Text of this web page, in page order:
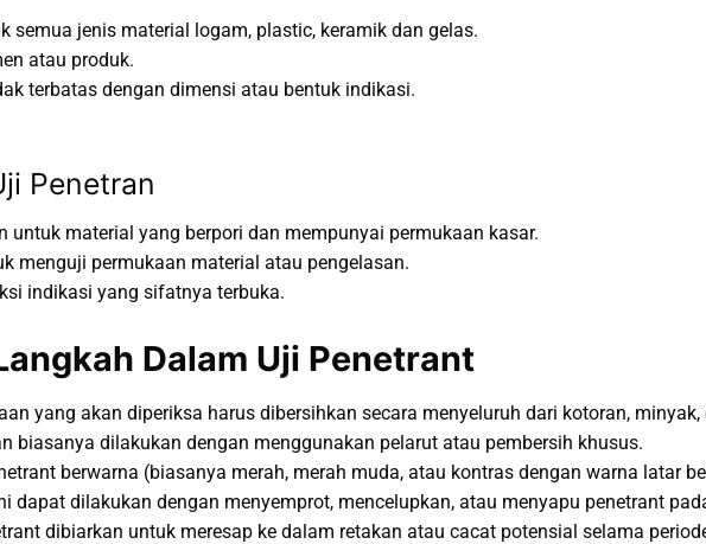
semua jenis material logam, plastic, keramik dan gelas.
atau produk.
terbatas dengan dimensi atau bentuk indikasi.
Penetran
untuk material yang berpori dan mempunyai permukaan kasar.
menguji permukaan material atau pengelasan.
indikasi yang sifatnya terbuka.
Dalam Uji Penetrant
yang akan diperiksa harus dibersihkan secara menyeluruh dari kotoran,
biasanya dilakukan dengan menggunakan pelarut atau pembersih khusus.
berwarna (biasanya merah, merah muda, atau kontras dengan warna latar
dapat dilakukan dengan menyemprot, mencelupkan, atau menyapu penetrant
dibiarkan untuk meresap ke dalam retakan atau cacat potensial selama